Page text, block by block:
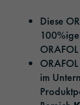
Diese
im